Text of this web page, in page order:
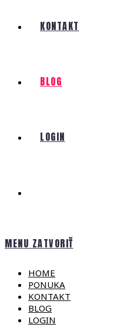
KONTAKT
BLOG
LOGIN
MENU ZATVORIŤ
HOME
PONUKA
KONTAKT
BLOG
LOGIN